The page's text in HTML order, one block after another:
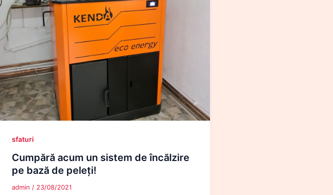
sfaturi
Cumpără acum un sistem de încălzire
pe bază de peleți!
admin / 23/08/2021